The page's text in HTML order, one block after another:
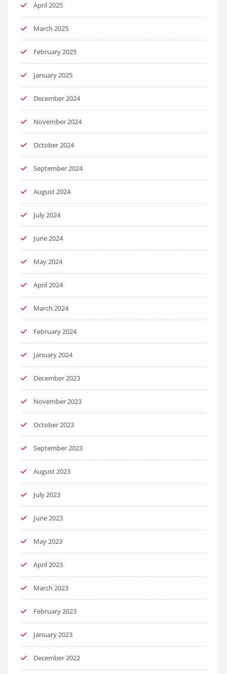
April 2025
March 2025
February 2025
January 2025
December 2024
November 2024
October 2024
September 2024
August 2024
July 2024
June 2024
May 2024
April 2024
March 2024
February 2024
January 2024
December 2023
November 2023
October 2023
September 2023
August 2023
July 2023
June 2023
May 2023
April 2023
March 2023
February 2023
January 2023
December 2022